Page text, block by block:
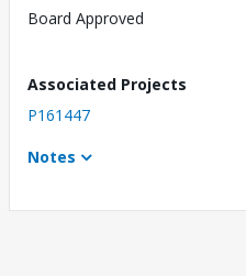
Board Approved
Associated Projects
P161447
Notes